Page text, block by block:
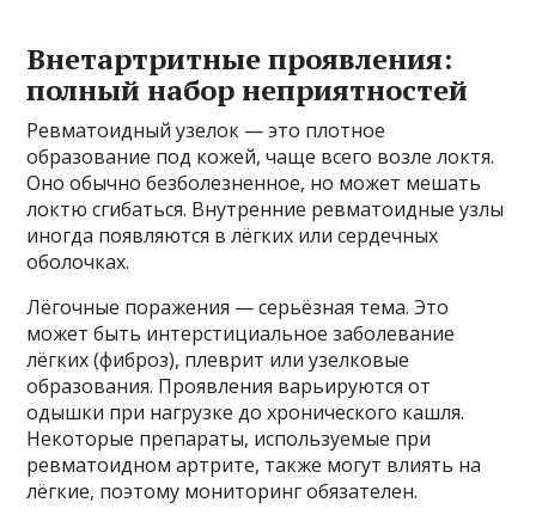
Внетартритные проявления:
полный набор неприятностей
Ревматоидный узелок — это плотное
образование под кожей, чаще всего возле локтя.
Оно обычно безболезненное, но может мешать
локтю сгибаться. Внутренние ревматоидные узлы
иногда появляются в лёгких или сердечных
оболочках.
Лёгочные поражения — серьёзная тема. Это
может быть интерстициальное заболевание
лёгких (фиброз), плеврит или узелковые
образования. Проявления варьируются от
одышки при нагрузке до хронического кашля.
Некоторые препараты, используемые при
ревматоидном артрите, также могут влиять на
лёгкие, поэтому мониторинг обязателен.